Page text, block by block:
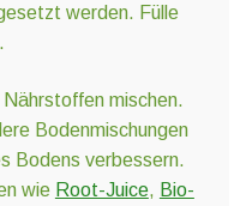
werden. Fülle
mischen.
Bodenmischungen
Bodens verbessern.
wie Root-Juice, Bio-